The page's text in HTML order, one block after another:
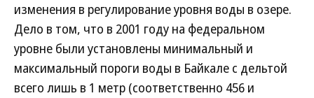
изменения в регулирование уровня воды в озере.
Дело в том, что в 2001 году на федеральном
уровне были установлены минимальный и
максимальный пороги воды в Байкале с дельтой
всего лишь в 1 метр (соответственно 456 и